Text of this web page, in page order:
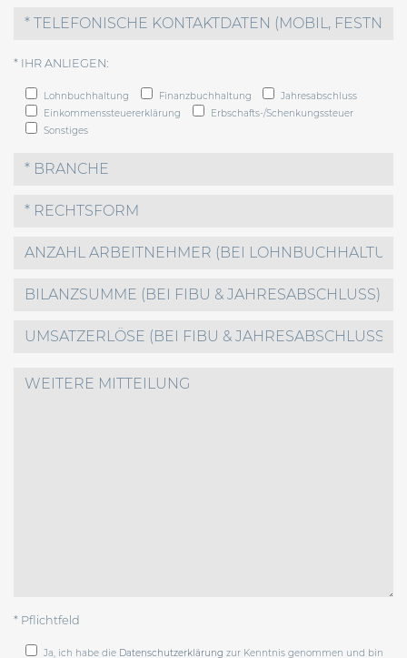
* IHR ANLIEGEN:
Lohnbuchhaltung Finanzbuchhaltung
Jahresabschluss
Einkommenssteuererklärung
Erbschafts-/Schenkungssteuer
Sonstiges
* Pflichtfeld
Ja, ich habe die Datenschutzerklärung zur Kenntnis genommen und bin